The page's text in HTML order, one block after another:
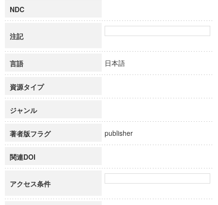
NDC
注記
言語 日本語
資源タイプ
ジャンル
著者版フラグ publisher
関連DOI
アクセス条件